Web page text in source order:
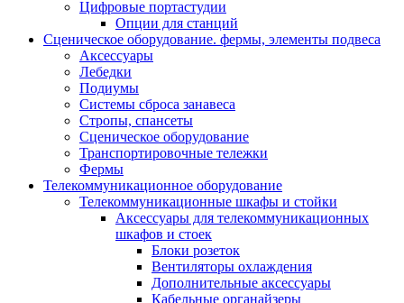
Цифровые портастудии
Опции для станций
Сценическое оборудование. фермы, элементы подвеса
Аксессуары
Лебедки
Подиумы
Системы сброса занавеса
Стропы, спансеты
Сценическое оборудование
Транспортировочные тележки
Фермы
Телекоммуникационное оборудование
Телекоммуникационные шкафы и стойки
Аксессуары для телекоммуникационных
шкафов и стоек
Блоки розеток
Вентиляторы охлаждения
Дополнительные аксессуары
Кабельные органайзеры